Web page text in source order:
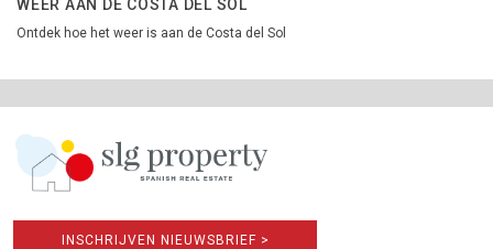
WEER AAN DE COSTA DEL SOL
Ontdek hoe het weer is aan de Costa del Sol
INSCHRIJVEN NIEUWSBRIEF >